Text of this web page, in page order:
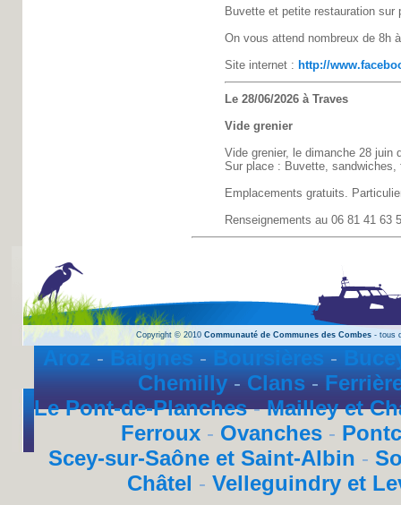
Buvette et petite restauration sur
On vous attend nombreux de 8h
Site internet : http://
Le 28/06/2026 à Traves
Vide grenier
Vide grenier, le dimanche 28 juin
Sur place : Buvette, sandwiches,
Emplacements gratuits.
Renseignements au 06 81 41 63
Copyright © 2010 Communauté de Communes des Combes- tous
Aroz - Baignes - Boursières -
Chemilly-Clans-
Le Pont-de-Planches-Mailley et
Ferroux - Ovanches -
Scey-sur-Saône et Saint-Albin -
Châtel - Velleguindry et